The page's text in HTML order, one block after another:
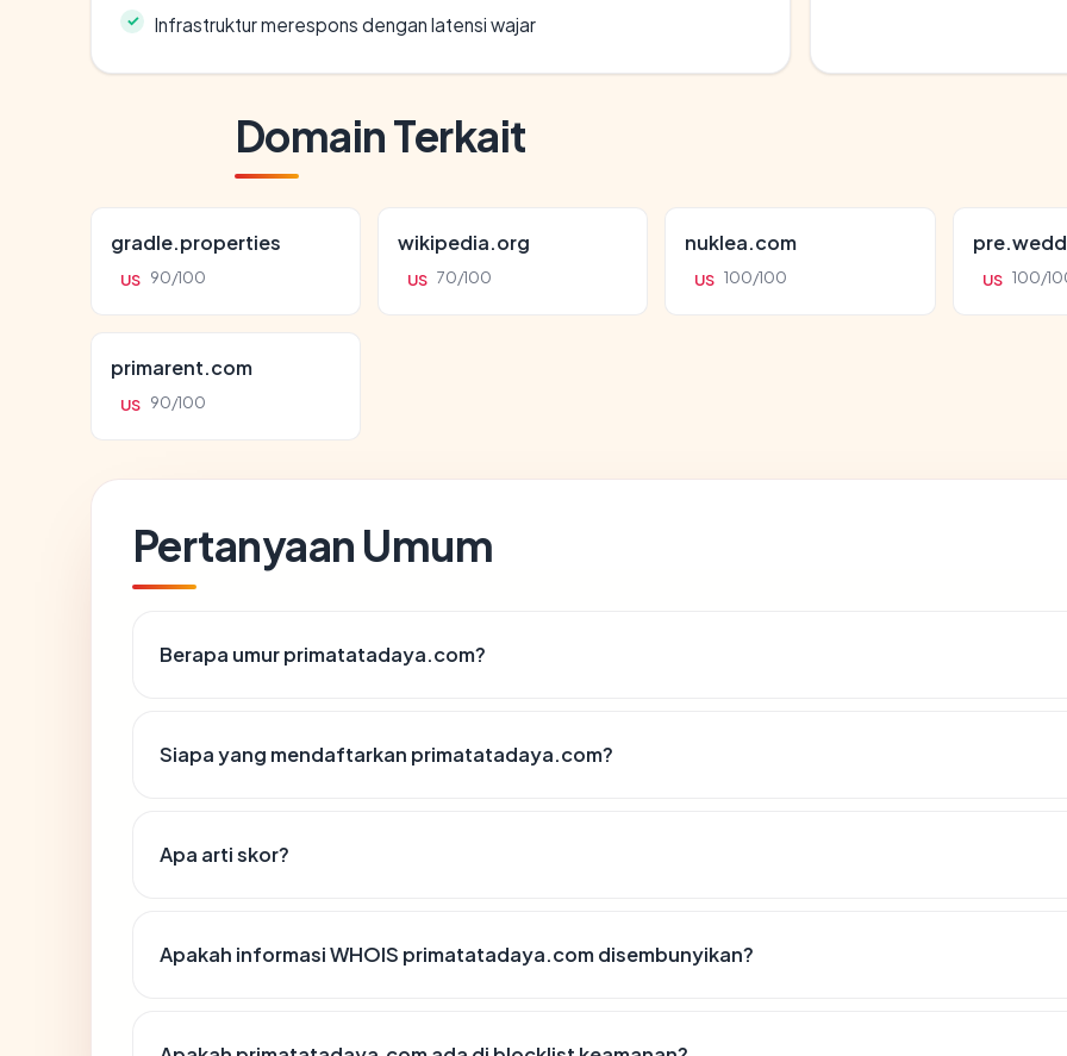
Infrastruktur merespons dengan latensi wajar
Domain Terkait
gradle.properties
US 90/100
wikipedia.org
US 70/100
nuklea.com
US 100/100 US 100/
primarent.com
US 90/100
Pertanyaan Umum
Berapa umur primatatadaya.com?
Siapa yang mendaftarkan primatatadaya.com?
Apa arti skor?
Apakah informasi WHOIS primatatadaya.com disembunyikan?